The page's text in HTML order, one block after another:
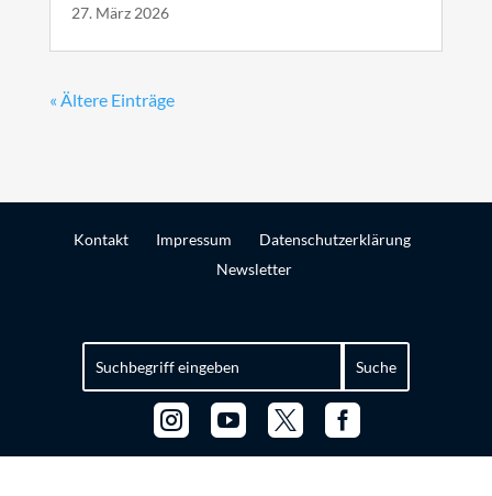
27. März 2026
« Ältere Einträge
Kontakt Impressum
Datenschutzerklärung
Newsletter
Suchen
nach:
   